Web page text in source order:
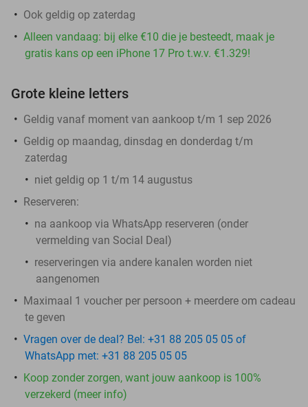
Ook geldig op zaterdag
Alleen vandaag: bij elke €10 die je besteedt, maak je
gratis kans op een iPhone 17 Pro t.w.v. €1.329!
Grote kleine letters
Geldig vanaf moment van aankoop t/m 1 sep 2026
Geldig op maandag, dinsdag en donderdag t/m
zaterdag
niet geldig op 1 t/m 14 augustus
Reserveren:
na aankoop via WhatsApp reserveren (onder
vermelding van Social Deal)
reserveringen via andere kanalen worden niet
aangenomen
Maximaal 1 voucher per persoon + meerdere om cadeau
te geven
Vragen over de deal? Bel: +31 88 205 05 05 of
WhatsApp met: +31 88 205 05 05
Koop zonder zorgen, want jouw aankoop is 100%
verzekerd (meer info)